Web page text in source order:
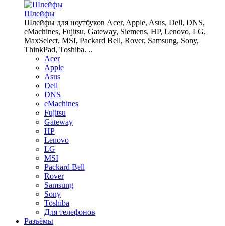
Шлейфы
Шлейфы для ноутбуков Acer, Apple, Asus, Dell, DNS,
eMachines, Fujitsu, Gateway, Siemens, HP, Lenovo, LG,
MaxSelect, MSI, Packard Bell, Rover, Samsung, Sony,
ThinkPad, Toshiba. ..
Acer
Apple
Asus
Dell
DNS
eMachines
Fujitsu
Gateway
HP
Lenovo
LG
MSI
Packard Bell
Rover
Samsung
Sony
Toshiba
Для телефонов
Разъёмы